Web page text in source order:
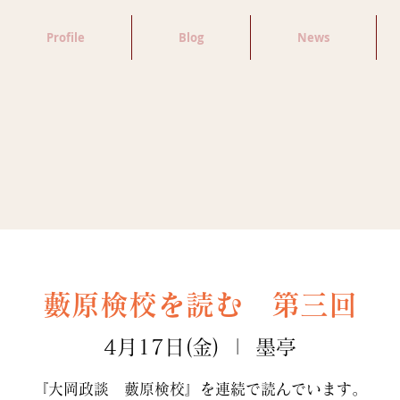
Profile Blog News
藪原検校を読む 第三回
4月17日(金) 墨亭
『大岡政談 藪原検校』を連続で読んでいます。